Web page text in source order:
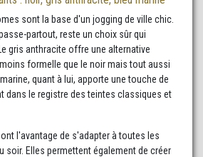
sont la base d'un jogging de ville chic.
partout, reste un choix sûr qui
gris anthracite offre une alternative
formelle que le noir mais tout aussi
quant à lui, apporte une touche de
dans le registre des teintes classiques et
l'avantage de s'adapter à toutes les
soir. Elles permettent également de créer